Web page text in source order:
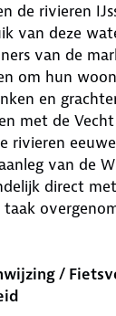
de rivieren
van deze
van de
om hun
en
met de Vecht
rivieren
van de
direct
taak
/